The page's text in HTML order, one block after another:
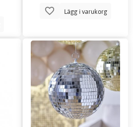
Lägg i varukorg